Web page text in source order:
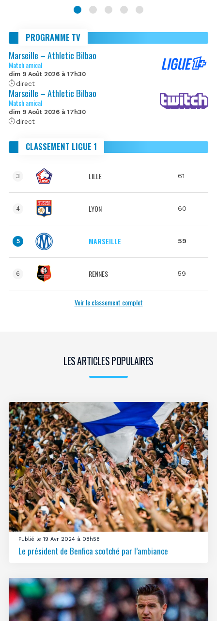
PROGRAMME TV
Marseille – Athletic Bilbao
Match amical
dim 9 Août 2026 à 17h30
direct
Marseille – Athletic Bilbao
Match amical
dim 9 Août 2026 à 17h30
direct
CLASSEMENT LIGUE 1
3 LILLE 61
4 LYON 60
5 MARSEILLE 59
6 RENNES 59
Voir le classement complet
LES ARTICLES POPULAIRES
Publié le 19 Avr 2024 à 08h58
Le président de Benfica scotché par l’ambiance